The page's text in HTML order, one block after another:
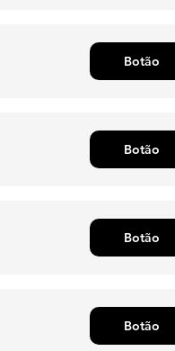
Botão
Botão
Botão
Botão